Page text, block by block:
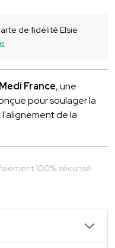
de fidélité Elsie
France, une
pour soulager la
de la
100% sécurisé